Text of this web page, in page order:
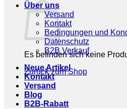
Es befinden sich keine
Zurück zum Shop
Über uns
Versand
Kontakt
Bedingungen und
Datenschutz
B2B Verkauf
Neue Artikel
Kontakt
Versand
Blog
B2B-Rabatt